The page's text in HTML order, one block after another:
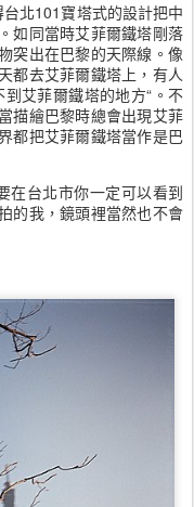
北101寶塔式的設計把中
如同當時艾菲爾鐵塔剛落
突出在巴黎的天際線。像
都去艾菲爾鐵塔上，有人
艾菲爾鐵塔的地方“。不
描繪巴黎時總會出現艾菲
都把艾菲爾鐵塔當作是巴
在台北市你一定可以看到
的我，鏡頭裡當然也不會